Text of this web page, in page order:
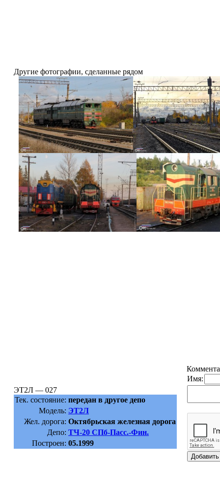
Другие фотографии, сделанные рядом
ЭТ2Л — 027
Тек. состояние: передан в другое депо
Модель: ЭТ2Л
Жел. дорога: Октябрьская железная дорога
Депо: ТЧ-20 СПб-Пасс.-Фин.
Построен: 05.1999
Имя: